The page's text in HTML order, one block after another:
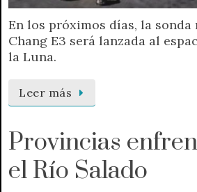
En los próximos días, la
Chang E3 será lanzada al
la Luna.
Leer más
Provincias
el Río Salado